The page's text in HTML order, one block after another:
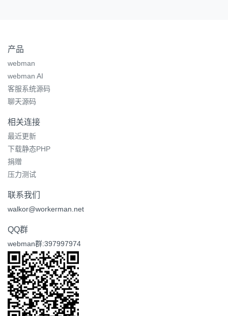
产品
webman
webman AI
客服系统源码
聊天源码
相关连接
最近更新
下载静态PHP
捐赠
压力测试
联系我们
walkor@workerman.net
QQ群
webman群:397997974